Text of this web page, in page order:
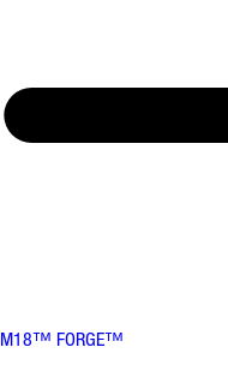
M18™ FORGE™